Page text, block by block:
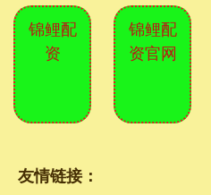
锦鲤配
资
锦鲤配
资官网
友情链接：